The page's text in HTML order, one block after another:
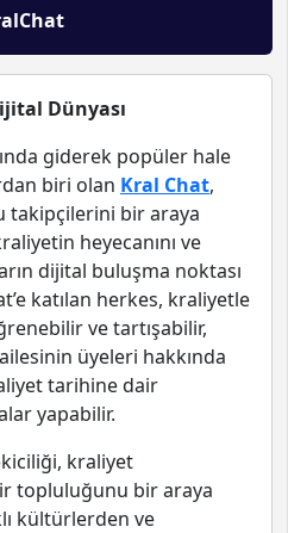
Dünyası
giderek popüler hale
biri olan Kral Chat,
takipçilerini bir araya
heyecanını ve
dijital buluşma noktası
katılan herkes, kraliyetle
ve tartışabilir,
üyeleri hakkında
tarihine dair
yapabilir.
kraliyet
topluluğunu bir araya
kültürlerden ve